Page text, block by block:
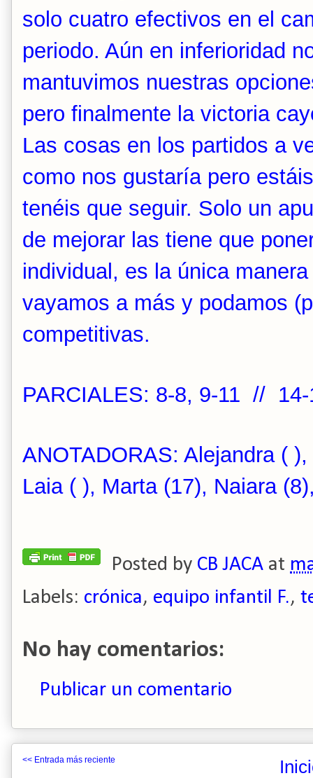
solo cuatro efectivos en el
periodo. Aún en inferioridad
mantuvimos nuestras
pero finalmente la victoria
Las cosas en los partidos a
como nos gustaría pero
tenéis que seguir. Solo un
de mejorar las tiene que
individual, es la única
vayamos a más y podamos
competitivas.
PARCIALES: 8-8, 9-11 //
ANOTADORAS: Alejandra (
Laia ( ), Marta (17), Naiara
Posted by CB JACA at
Labels: crónica, equipo infantil F.,
No hay comentarios:
Publicar un comentario
<< Entrada más reciente